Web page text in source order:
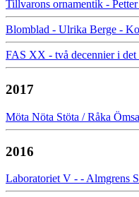
Tillvarons ornamentik -
Blomblad - Ulrika Berge -
FAS XX - två decennier i
2017
Möta Nöta Stöta / Råka
2016
Laboratoriet V - - Almgrens